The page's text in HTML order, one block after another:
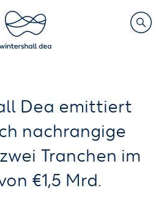
Search
Dea emittiert
nachrangige
Tranchen im
€1,5 Mrd.